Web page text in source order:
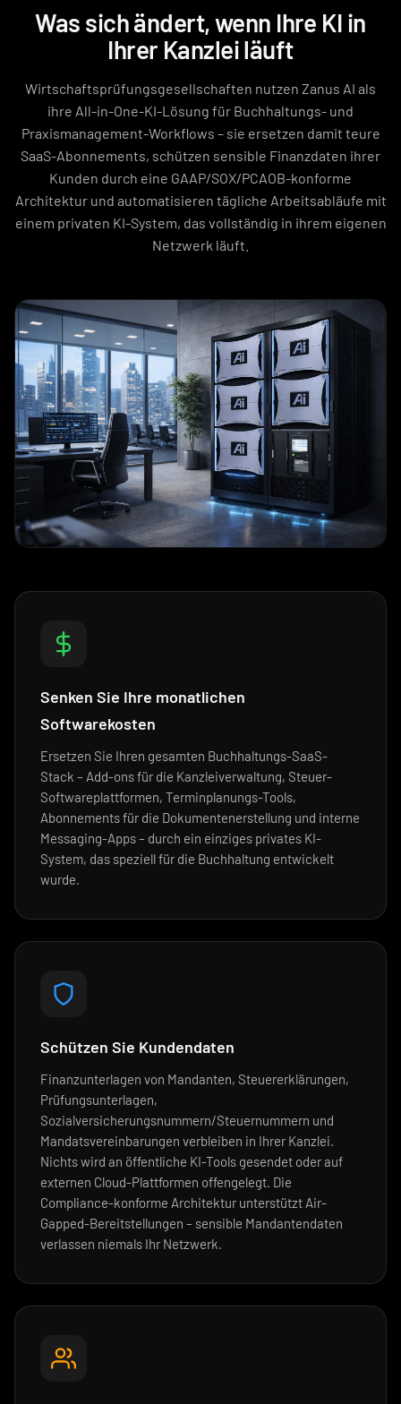
Was sich ändert, wenn Ihre KI in
Ihrer Kanzlei läuft
Wirtschaftsprüfungsgesellschaften nutzen Zanus AI als
ihre All-in-One-KI-Lösung für Buchhaltungs- und
Praxismanagement-Workflows – sie ersetzen damit teure
SaaS-Abonnements, schützen sensible Finanzdaten ihrer
Kunden durch eine GAAP/SOX/PCAOB-konforme
Architektur und automatisieren tägliche Arbeitsabläufe mit
einem privaten KI-System, das vollständig in ihrem eigenen
Netzwerk läuft.
Senken Sie Ihre monatlichen
Softwarekosten
Ersetzen Sie Ihren gesamten Buchhaltungs-SaaS-
Stack – Add-ons für die Kanzleiverwaltung, Steuer-
Softwareplattformen, Terminplanungs-Tools,
Abonnements für die Dokumentenerstellung und interne
Messaging-Apps – durch ein einziges privates KI-
System, das speziell für die Buchhaltung entwickelt
wurde.
Schützen Sie Kundendaten
Finanzunterlagen von Mandanten, Steuererklärungen,
Prüfungsunterlagen,
Sozialversicherungsnummern/Steuernummern und
Mandatsvereinbarungen verbleiben in Ihrer Kanzlei.
Nichts wird an öffentliche KI-Tools gesendet oder auf
externen Cloud-Plattformen offengelegt. Die
Compliance-konforme Architektur unterstützt Air-
Gapped-Bereitstellungen – sensible Mandantendaten
verlassen niemals Ihr Netzwerk.